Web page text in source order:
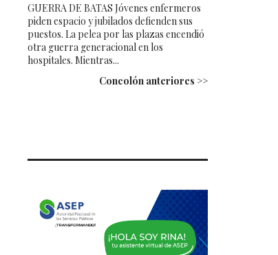
GUERRA DE BATAS Jóvenes enfermeros
piden espacio y jubilados defienden sus
puestos. La pelea por las plazas encendió
otra guerra generacional en los
hospitales. Mientras...
Concolón anteriores >>